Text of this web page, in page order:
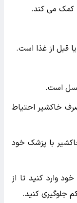
کمک می کند.
قبل از غذا است.
است.
خاکشیر احتیاط
با پزشک خود
وارد کنید تا از
جلوگیری کنید.